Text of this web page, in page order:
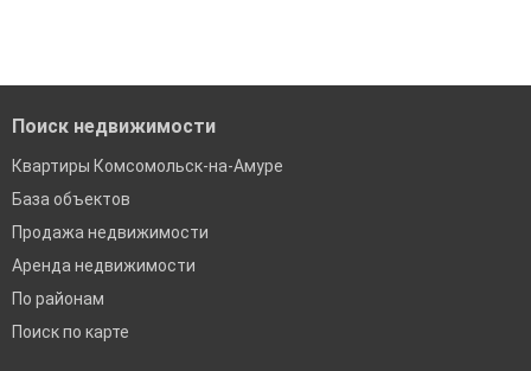
Поиск недвижимости
Квартиры Комсомольск-на-Амуре
База объектов
Продажа недвижимости
Аренда недвижимости
По районам
Поиск по карте